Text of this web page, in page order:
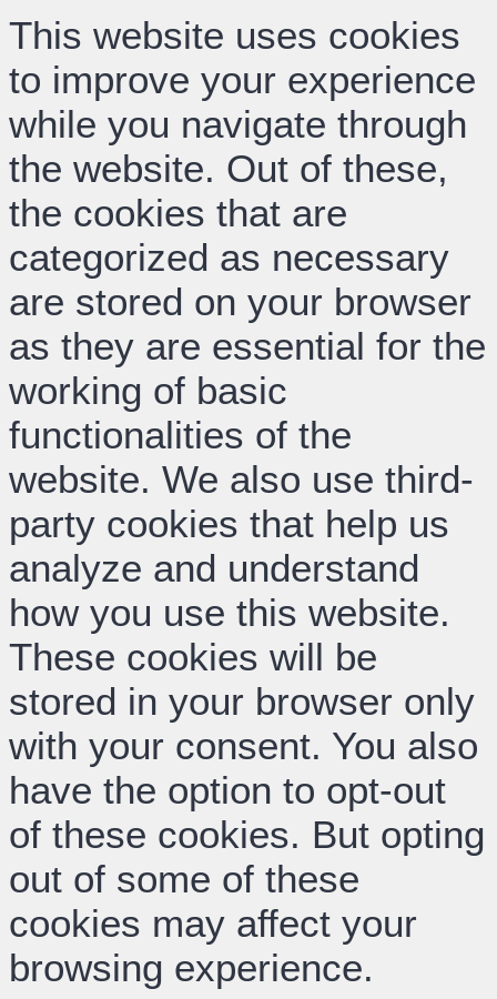
This website uses cookies
to improve your experience
while you navigate through
the website. Out of these,
the cookies that are
categorized as necessary
are stored on your browser
as they are essential for the
working of basic
functionalities of the
website. We also use third-
party cookies that help us
analyze and understand
how you use this website.
These cookies will be
stored in your browser only
with your consent. You also
have the option to opt-out
of these cookies. But opting
out of some of these
cookies may affect your
browsing experience.